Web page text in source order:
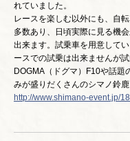
れていました。
レースを楽しむ以外にも、自
多数あり、日頃実際に見る機
出来ます。試乗車を用意して
ースでの試乗は出来ませんが
DOGMA（ドグマ）F10や話題
みが盛りだくさんのシマノ鈴
http://www.shimano-event.jp/